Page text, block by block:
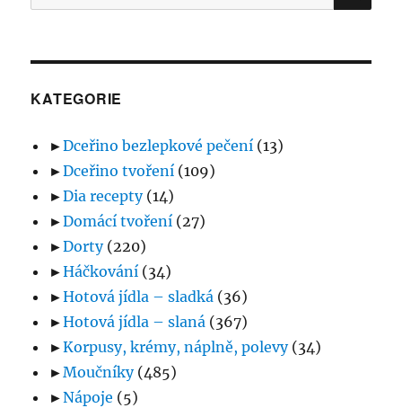
KATEGORIE
►Dceřino bezlepkové pečení (13)
►Dceřino tvoření (109)
►Dia recepty(14)
►Domácí tvoření (27)
►Dorty(220)
►Háčkování (34)
►Hotová jídla – sladká (36)
►Hotová jídla – slaná (367)
►Korpusy, krémy, náplně, polevy(34)
►Moučníky(485)
►Nápoje (5)